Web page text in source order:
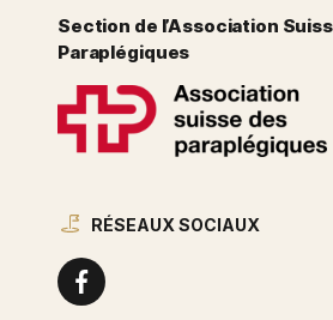
Section de l’Association
Paraplégiques
RÉSEAUX SOCIAUX